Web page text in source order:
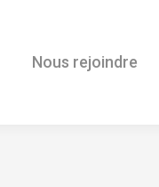
Nous rejoindre